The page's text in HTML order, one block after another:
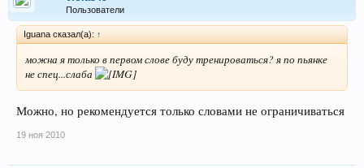
Реки крови, обман, проституция, замерзшие трупы Морозко,
убитый петухом Салтан, убитый Балдой старик ПОП.------это
Пользователи
Iguana сказал(а): ↑
можна я только в первом слове буду тренироваться? я по пьянке
не спец...слаба
Можно, но рекомендуется только словами не ограничиваться
19 ноя 2010